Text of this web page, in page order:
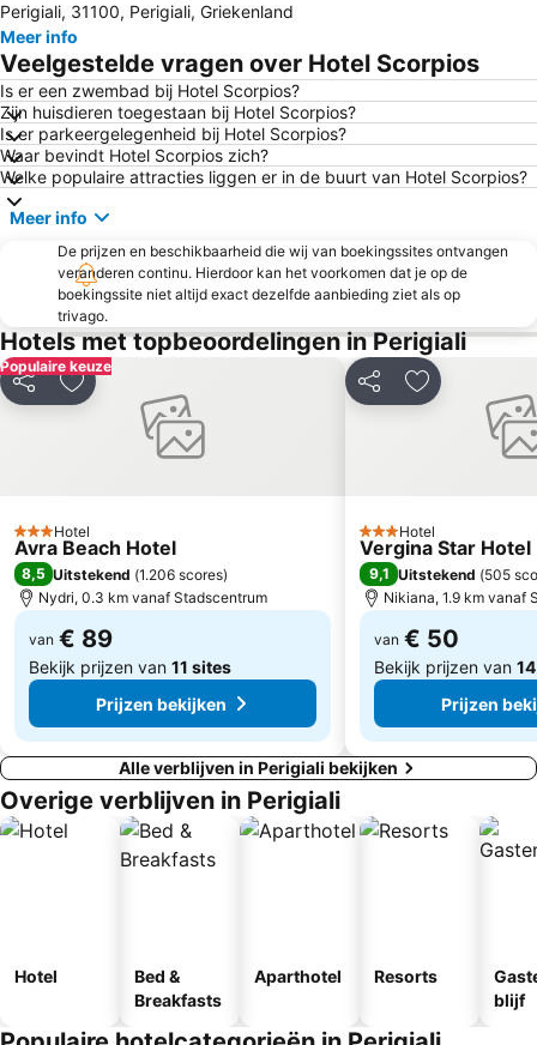
Katarraktes sto Nidri
Sivota
Dimotiko Stadio Leukadas ''Platwnas Grigoris''
Porto Katsiki
Nydri
Vasiliki
Kanali
Madouri
Fiskardo Port
Kiani Akti
Port of Preveza
Festivals of Ithaca
Beach of Agios Ioannis
Egremnoi
Alonaki
Mytikas
Paleochora
Perigiali, 31100, Perigiali, Griekenland
Meer info
Veelgestelde vragen over Hotel Scorpios
Is er een zwembad bij Hotel Scorpios?
Zijn huisdieren toegestaan bij Hotel Scorpios?
Is er parkeergelegenheid bij Hotel Scorpios?
Waar bevindt Hotel Scorpios zich?
Welke populaire attracties liggen er in de buurt van Hotel Scorpios?
Meer info
De prijzen en beschikbaarheid die wij van boekingssites ontvangen
veranderen continu. Hierdoor kan het voorkomen dat je op de
boekingssite niet altijd exact dezelfde aanbieding ziet als op
trivago.
Hotels met topbeoordelingen in Perigiali
Populaire keuze
Delen Toevoegen aan favorieten
3 Sterren
Hotel
Avra Beach Hotel
8,5 Uitstekend (1.206 scores)
Nydri, 0.3 km vanaf Stadscentrum
van € 89
Bekijk prijzen van 11 sites
Prijzen bekijken
Delen Toevoegen
3 Sterren
Hotel
Vergina Star Hotel
9,1 Uitstekend (505
Nikiana, 1.9 km vanaf
van € 50
Bekijk prijzen van
Prijzen
Alle verblijven in Perigiali bekijken
Overige verblijven in Perigiali
Hotel
Bed &
Breakfasts
Aparthotel Resorts
blijf